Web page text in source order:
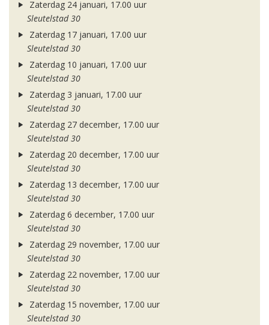
Zaterdag 24 januari, 17.00 uur
Sleutelstad 30
Zaterdag 17 januari, 17.00 uur
Sleutelstad 30
Zaterdag 10 januari, 17.00 uur
Sleutelstad 30
Zaterdag 3 januari, 17.00 uur
Sleutelstad 30
Zaterdag 27 december, 17.00 uur
Sleutelstad 30
Zaterdag 20 december, 17.00 uur
Sleutelstad 30
Zaterdag 13 december, 17.00 uur
Sleutelstad 30
Zaterdag 6 december, 17.00 uur
Sleutelstad 30
Zaterdag 29 november, 17.00 uur
Sleutelstad 30
Zaterdag 22 november, 17.00 uur
Sleutelstad 30
Zaterdag 15 november, 17.00 uur
Sleutelstad 30